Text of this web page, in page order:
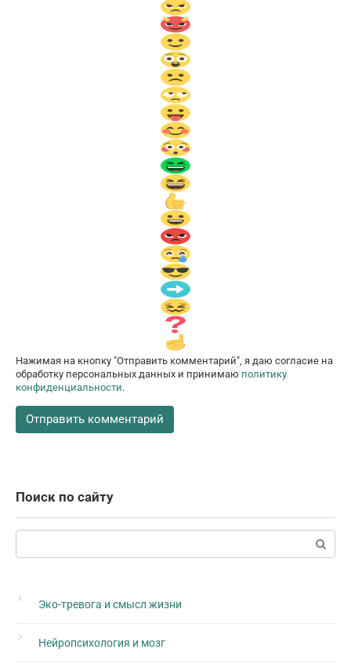
Нажимая на кнопку "Отправить комментарий", я даю согласие на
обработку персональных данных и принимаю политику
конфиденциальности.
Поиск по сайту
Эко-тревога и смысл жизни
Нейропсихология и мозг